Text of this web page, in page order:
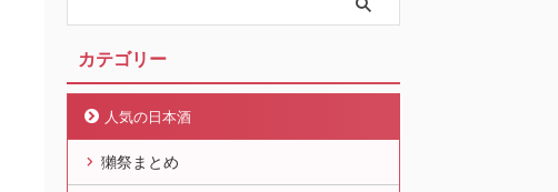
カテゴリー
人気の日本酒
獺祭まとめ